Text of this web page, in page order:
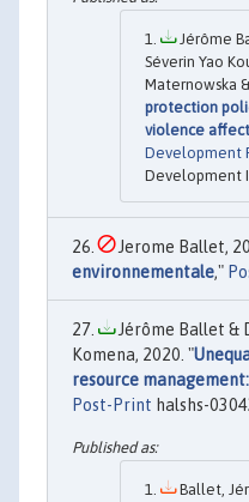
Jérôme
Séverin Yao
Maternowska
protection
violence
Development
Development
Jerome Ballet,
environnementale,"
Jérôme Ballet &
Komena, 2020. "
resource
Post-Print halshs-
Ballet,